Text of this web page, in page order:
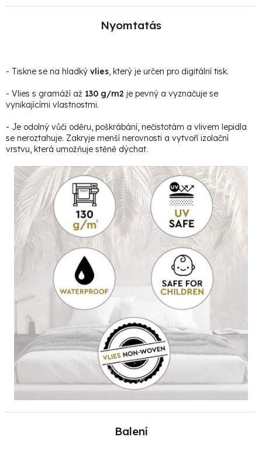
Nyomtatás
- Tiskne se na hladký vlies, který je určen pro digitální tisk.
- Vlies s gramáží až 130 g/m2 je pevný a vyznačuje se
vynikajícími vlastnostmi.
- Je odolný vůči oděru, poškrábání, nečistotám a vlivem lepidla
se neroztahuje. Zakryje menší nerovnosti a vytvoří izolační
vrstvu, která umožňuje stěně dýchat.
Balení